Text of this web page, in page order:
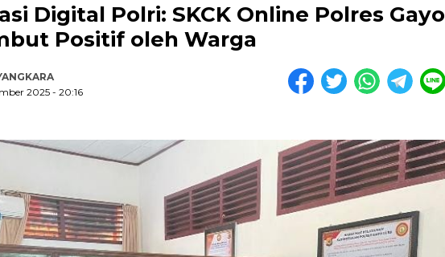
Digital Polri: SKCK Online Polres Gayo
Positif oleh Warga
2025 - 20:16